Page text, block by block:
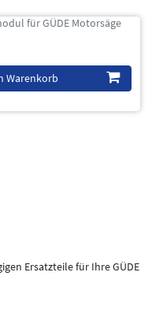
für GÜDE Motorsäge
Warenkorb
Ersatzteile für Ihre GÜDE